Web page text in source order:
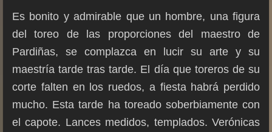
Es bonito y admirable que un hombre, una figura
del toreo de las proporciones del maestro de
Pardiñas, se complazca en lucir su arte y su
maestría tarde tras tarde. El día que toreros de su
corte falten en los ruedos, a fiesta habrá perdido
mucho. Esta tarde ha toreado soberbiamente con
el capote. Lances medidos, templados. Verónicas